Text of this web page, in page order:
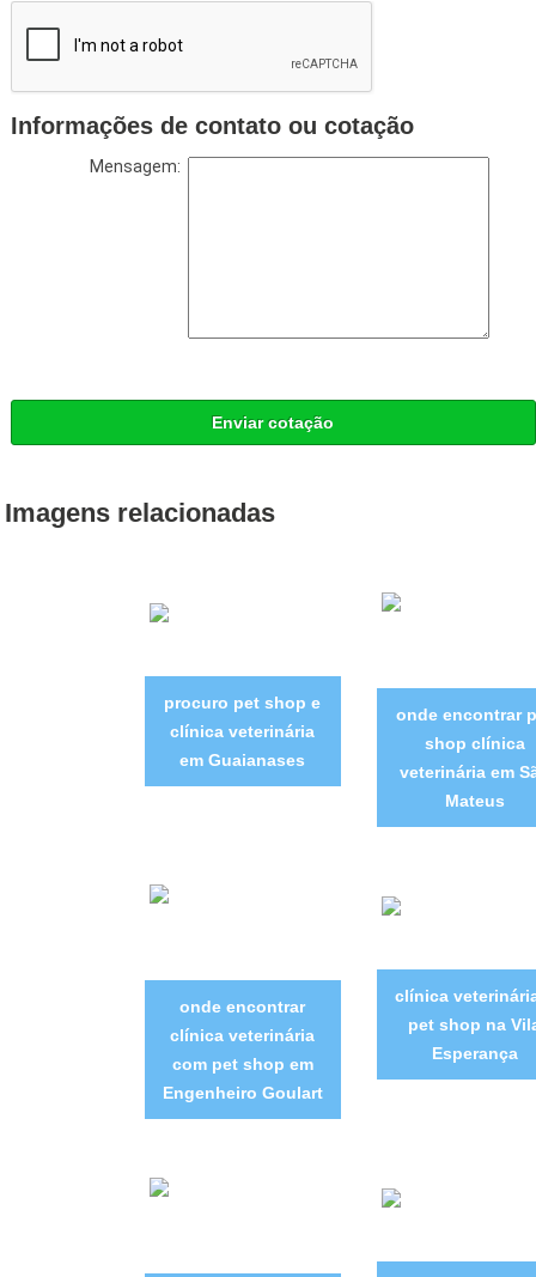
Informações de contato ou cotação
Mensagem:
Enviar cotação
Imagens relacionadas
procuro pet shop e
clínica veterinária
em Guaianases
onde encontrar
shop clínica
veterinária em
Mateus
onde encontrar
clínica veterinária
com pet shop em
Engenheiro Goulart
clínica
pet shop na
Esperança